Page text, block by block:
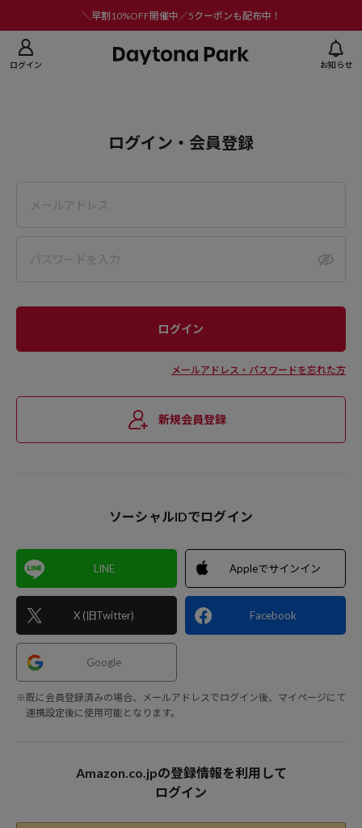
＼早割10%OFF開催中／5クーポンも配布中！
ログイン お知らせ
ログイン・会員登録
メールアドレス・パスワードを忘れた方
新規会員登録
ソーシャルIDでログイン
LINE
X (旧Twitter)
Appleでサインイン
Facebook
Google
※既に会員登録済みの場合、メールアドレスでログイン後、マイページにて
連携設定後に使用可能となります。
Amazon.co.jpの登録情報を利用して
ログイン